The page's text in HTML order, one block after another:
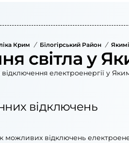
Крим / Білогірський Район /
світла у
електроенергії у
відключень
можливих відключень